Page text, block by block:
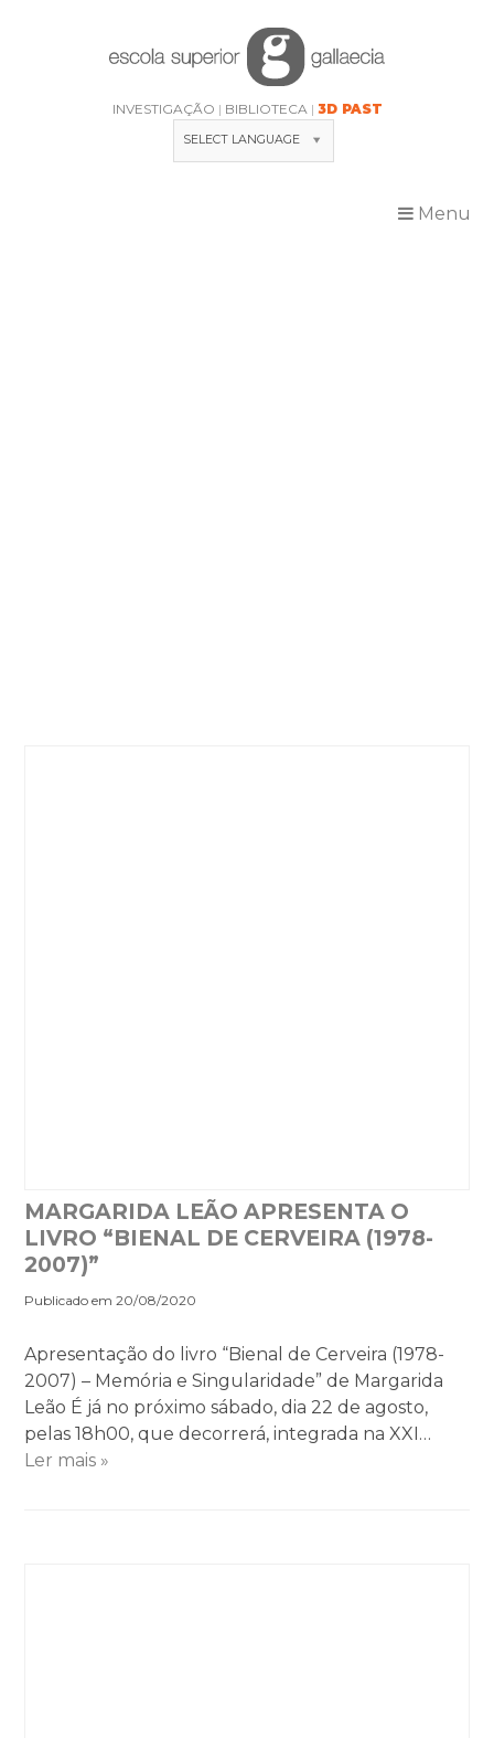
INVESTIGAÇÃO BIBLIOTECA 3D PAST
SELECT LANGUAGE
Menu
MARGARIDA LEÃO APRESENTA O
LIVRO “BIENAL DE CERVEIRA (1978-
2007)”
Publicado em 20/08/2020
Apresentação do livro “Bienal de Cerveira (1978-
2007) – Memória e Singularidade” de Margarida
Leão É já no próximo sábado, dia 22 de agosto,
pelas 18h00, que decorrerá, integrada na XXI…
Ler mais »